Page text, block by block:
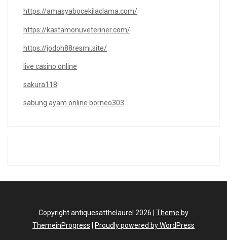
https://amasyabocekilaclama.com/
https://kastamonuveteriner.com/
https://jodoh88resmi.site/
live casino online
sakura118
sabung ayam online borneo303
Copyright antiquesatthelaurel 2026 | Theme by
ThemeinProgress
Proudly powered by WordPress